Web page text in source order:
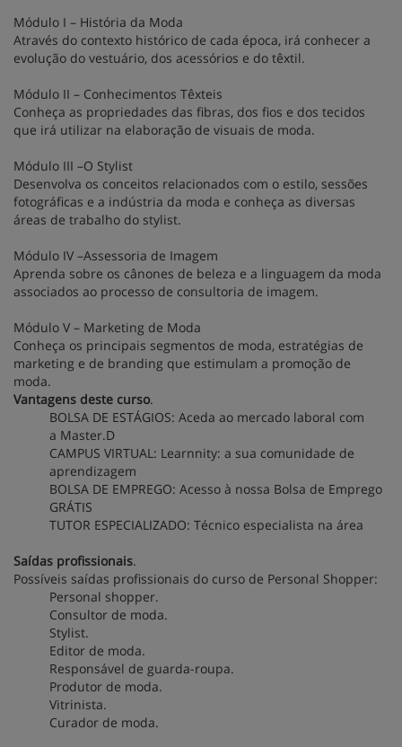
Módulo I – História da Moda
Através do contexto histórico de cada época, irá conhecer a
evolução do vestuário, dos acessórios e do têxtil.
Módulo II – Conhecimentos Têxteis
Conheça as propriedades das fibras, dos fios e dos tecidos
que irá utilizar na elaboração de visuais de moda.
Módulo III –O Stylist
Desenvolva os conceitos relacionados com o estilo, sessões
fotográficas e a indústria da moda e conheça as diversas
áreas de trabalho do stylist.
Módulo IV –Assessoria de Imagem
Aprenda sobre os cânones de beleza e a linguagem da moda
associados ao processo de consultoria de imagem.
Módulo V – Marketing de Moda
Conheça os principais segmentos de moda, estratégias de
marketing e de branding que estimulam a promoção de
moda.
Vantagens deste curso.
BOLSA DE ESTÁGIOS: Aceda ao mercado laboral com
a Master.D
CAMPUS VIRTUAL: Learnnity: a sua comunidade de
aprendizagem
BOLSA DE EMPREGO: Acesso à nossa Bolsa de Emprego
GRÁTIS
TUTOR ESPECIALIZADO: Técnico especialista na área
Saídas profissionais.
Possíveis saídas profissionais do curso de Personal Shopper:
Personal shopper.
Consultor de moda.
Stylist.
Editor de moda.
Responsável de guarda-roupa.
Produtor de moda.
Vitrinista.
Curador de moda.